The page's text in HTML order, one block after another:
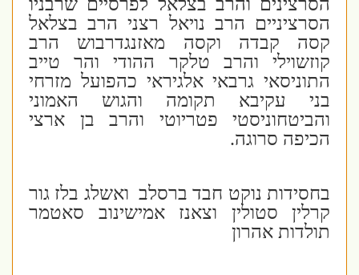
הסרציניים הרב נויאל רצני הרב בצלאל
קסה קבדה וקסה מאזנגדרבוש הרב
קוזשוילי והרב טלקר ההודי והר טייב
התוניסאי גרבאי אלגיראי כהפועל מזרחי
בני עקיבא תקומה והגוש האמוני
והביטחוניסטי פטריוטי והרב בן ארצי
הכיפה סרוגה.
בחסידות נוקט חבד ברסלב ואשלג בלז גור
קרלין סטולין וצאנז אמישינוב סאטמר
תולדות אהרון